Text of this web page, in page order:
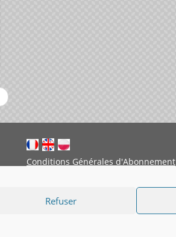
Refuser
Conditions Générales d'Abonnement